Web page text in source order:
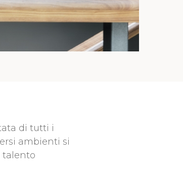
di tutti i
ambienti si
talento